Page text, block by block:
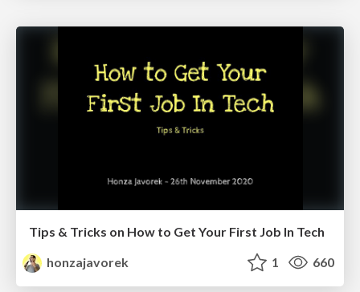
Tips & Tricks on How to Get Your First Job In Tech
honzajavorek
1 660